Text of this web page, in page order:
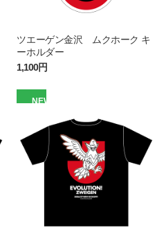
ツエーゲン金沢 ムクホーク キ
ーホルダー
1,100円
NEW